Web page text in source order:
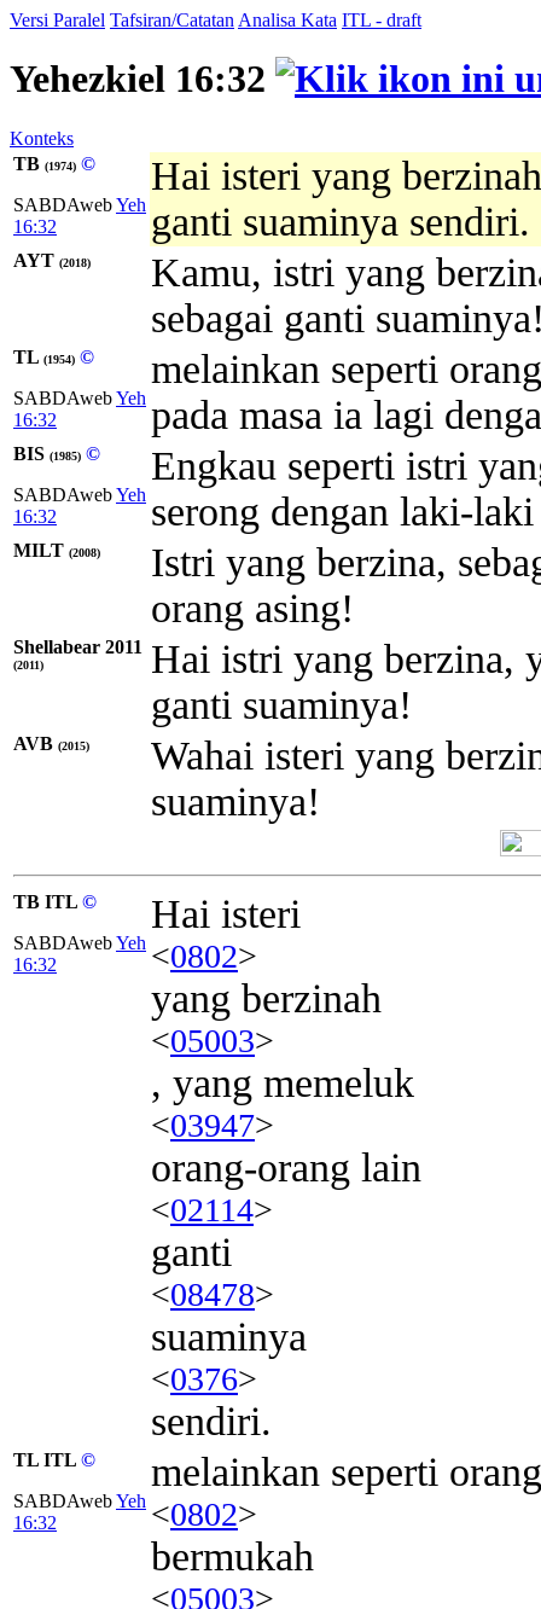
Versi Paralel Tafsiran/Catatan Analisa Kata ITL - draft
Yehezkiel 16:32
Konteks
TB (1974) ©
SABDAwebYeh
16:32
Hai isteri yang
ganti suaminya sendiri.
AYT (2018)
Kamu, istri yang
sebagai ganti
TL (1954) ©
SABDAwebYeh
16:32
melainkan seperti
pada masa ia lagi
BIS (1985) ©
SABDAwebYeh
16:32
Engkau seperti istri
serong dengan laki-
MILT (2008)
Istri yang berzina,
orang asing!
Shellabear 2011
(2011)
Hai istri yang berzina,
ganti suaminya!
AVB (2015)
Wahai isteri yang
suaminya!
TB ITL ©
SABDAwebYeh
16:32
Hai isteri
<0802>
yang berzinah
<05003>
, yang memeluk
<03947>
orang-orang lain
<02114>
ganti
<08478>
suaminya
<0376>
sendiri.
TL ITL ©
SABDAwebYeh
16:32
melainkan seperti orang
<0802>
bermukah
<05003>